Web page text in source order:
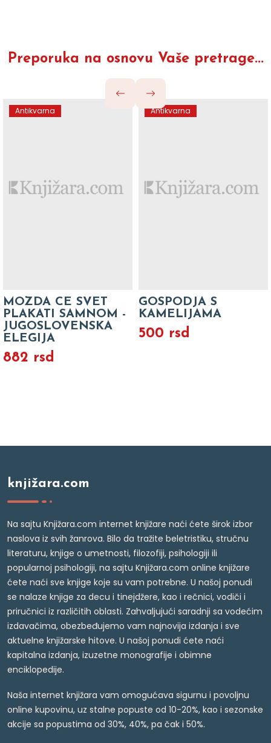
Preporuka na osnovu Vaše pretrage...
Antikvarna
MOZDA CE SVET
PLAKATI SAMNOM -
JUGOSLOVENSKA
ELEGIJA
882 rsd
Antikvarna
GOSPODJA S
KAMELIJAMA
500 rsd
knjižara.com
Na sajtu Knjižara.com internet knjižare naći ćete širok izbor
naslova iz svih žanrova. Bilo da tražite beletristiku, stručnu
literaturu, knjige o umetnosti, filozofiji, psihologiji ili
popularnoj psihologiji, na sajtu Knjižara.com online knjižare
ćete naći sve knjige koje su vam potrebne. U našoj ponudi
se nalaze knjige za decu i tinejdžere, kao i rečnici, vodiči i
priručnici iz različitih oblasti. Zahvaljujući saradnji sa vodećim
izdavačima, obezbeđujemo vam najnovija izdanja i sve
aktuelne knjižarske hitove. U našoj ponudi ćete naći
kapitalna izdanja, izuzetne monografije i obimne
enciklopedije.
Naša internet knjižara vam omogućava sigurnu i povoljnu
online kupovinu, uz stalne popuste od 10-20%, kao i sezonske
akcije sa popustima od 30%, 40%, pa čak i 50%.